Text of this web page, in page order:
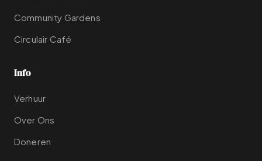
Community Gardens
Circulair Café
Info
Verhuur
Over Ons
Doneren